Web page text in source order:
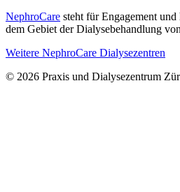
NephroCare steht für Engagement
dem Gebiet der Dialysebehandlung
Weitere NephroCare Dialysezentren
© 2026 Praxis und Dialysezentrum